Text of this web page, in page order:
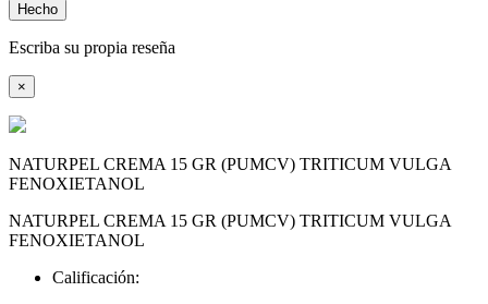
Hecho
Escriba su propia reseña
×
NATURPEL CREMA 15 GR (PUMCV) TRITICUM VULGA
FENOXIETANOL
NATURPEL CREMA 15 GR (PUMCV) TRITICUM VULGA
FENOXIETANOL
Calificación: